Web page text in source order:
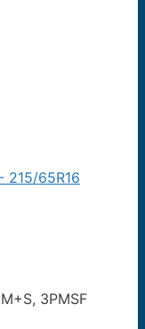
215/65R16
3PMSF